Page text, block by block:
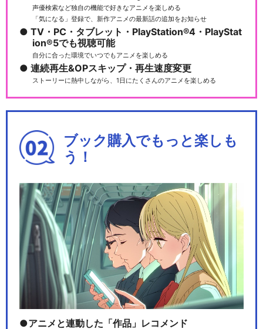
声優検索など独自の機能で好きなアニメを楽しめる
「気になる」登録で、新作アニメの最新話の追加をお知らせ
TV・PC・タブレット・PlayStation®4・PlayStat
ion®5でも視聴可能
自分に合った環境でいつでもアニメを楽しめる
連続再生&OPスキップ・再生速度変更
ストーリーに熱中しながら、1日にたくさんのアニメを楽しめる
ブック購入でもっと楽しも
う！
アニメと連動した「作品」レコメンド